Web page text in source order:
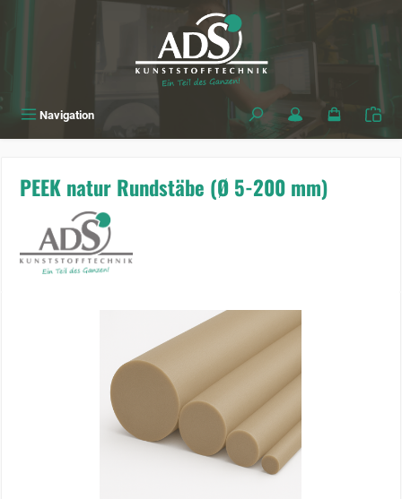
Navigation
PEEK natur Rundstäbe (Ø 5-200 mm)